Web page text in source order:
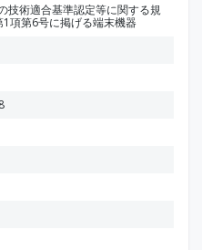
技術適合基準認定等に関する規
1項第6号に掲げる端末機器